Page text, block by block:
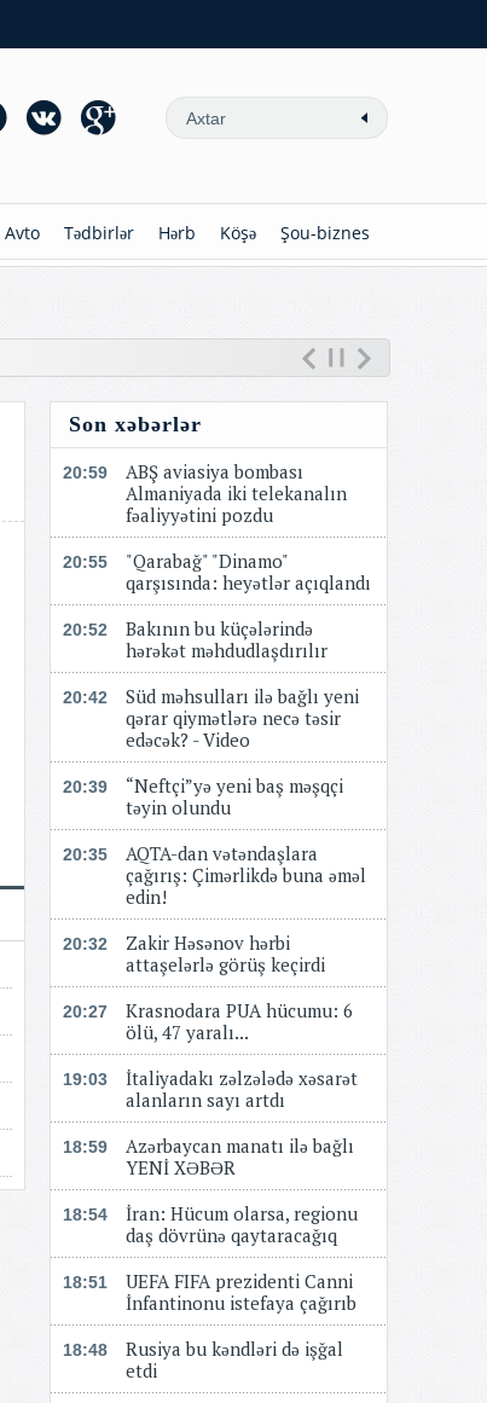
Avto Tədbirlər Hərb Köşə Şou-biznes
Son xəbərlər
20:59
ABŞ aviasiya bombası
Almaniyada iki telekanalın
fəaliyyətini pozdu
20:55
"Qarabağ" "Dinamo"
qarşısında: heyətlər açıqlandı
20:52
Bakının bu küçələrində
hərəkət məhdudlaşdırılır
20:42
Süd məhsulları ilə bağlı yeni
qərar qiymətlərə necə təsir
edəcək? - Video
20:39
“Neftçi”yə yeni baş məşqçi
təyin olundu
20:35
AQTA-dan vətəndaşlara
çağırış: Çimərlikdə buna əməl
edin!
20:32
Zakir Həsənov hərbi
attaşelərlə görüş keçirdi
20:27
Krasnodara PUA hücumu: 6
ölü, 47 yaralı...
19:03
İtaliyadakı zəlzələdə xəsarət
alanların sayı artdı
18:59
Azərbaycan manatı ilə bağlı
YENİ XƏBƏR
18:54
​​​​​​​İran: Hücum olarsa, regionu
daş dövrünə qaytaracağıq
18:51
UEFA FIFA prezidenti Canni
İnfantinonu istefaya çağırıb
18:48
Rusiya bu kəndləri də işğal
etdi